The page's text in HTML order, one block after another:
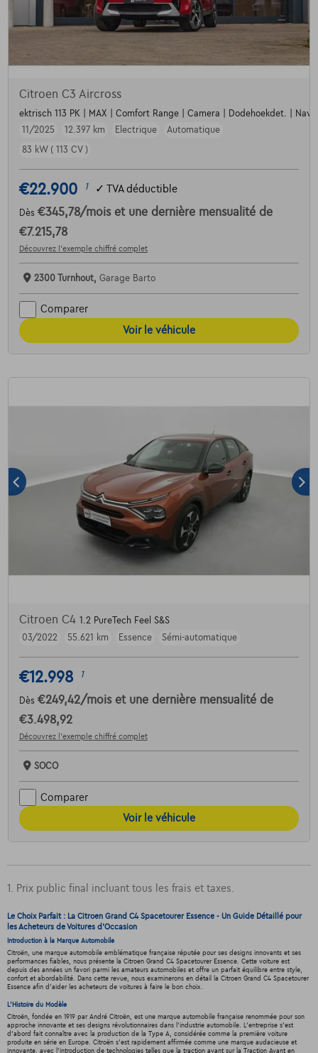
Citroen C3 Aircross
ektrisch 113 PK | MAX | Comfort Range | Camera | Dodehoekdet. |
11/2025
12.397 km Electrique
Automatique
83 kW ( 113 CV )
€22.900 1 ✓ TVA déductible
Dès €345,78/mois et une dernière mensualité de
€7.215,78
Découvrez l’exemple chiffré complet
2300 Turnhout, Garage Barto
Comparer
Voir le véhicule
Citroen C4 1.2 PureTech Feel S&S
03/2022
55.621 km Essence Sémi-automatique
€12.998 1
Dès €249,42/mois et une dernière mensualité de
€3.498,92
Découvrez l’exemple chiffré complet
SOCO
Comparer
Voir le véhicule
1. Prix public final incluant tous les frais et taxes.
Le Choix Parfait : La Citroen Grand C4 Spacetourer Essence - Un Guide Détaillé pour
les Acheteurs de Voitures d'Occasion
Introduction à la Marque Automobile
Citroën, une marque automobile emblématique française réputée pour ses designs innovants et ses
performances fiables, nous présente la Citroen Grand C4 Spacetourer Essence. Cette voiture est
depuis des années un favori parmi les amateurs automobiles et offre un parfait équilibre entre style,
confort et abordabilité. Dans cette revue, nous examinerons en détail la Citroen Grand C4 Spacetourer
Essence afin d'aider les acheteurs de voitures à faire le bon choix.
L'Histoire du Modèle
Citroën, fondée en 1919 par André Citroën, est une marque automobile française renommée pour son
approche innovante et ses designs révolutionnaires dans l'industrie automobile. L'entreprise s'est
d'abord fait connaître avec la production de la Type A, considérée comme la première voiture
produite en série en Europe. Citroën s'est rapidement affirmée comme une marque audacieuse et
innovante, avec l'introduction de technologies telles que la traction avant sur la Traction Avant en